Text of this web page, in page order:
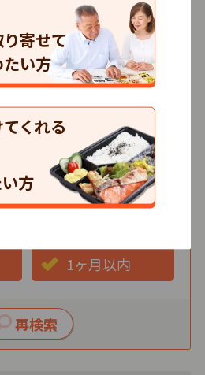
寄せて
い方
くれる
方
昼
夕
501～750円
1ヶ月以内